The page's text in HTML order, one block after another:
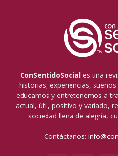
ConSentidoSocial es una
historias, experiencias,
educamos y entretenemos a
actual, útil, positivo y variado,
sociedad llena de alegría,
Contáctanos: